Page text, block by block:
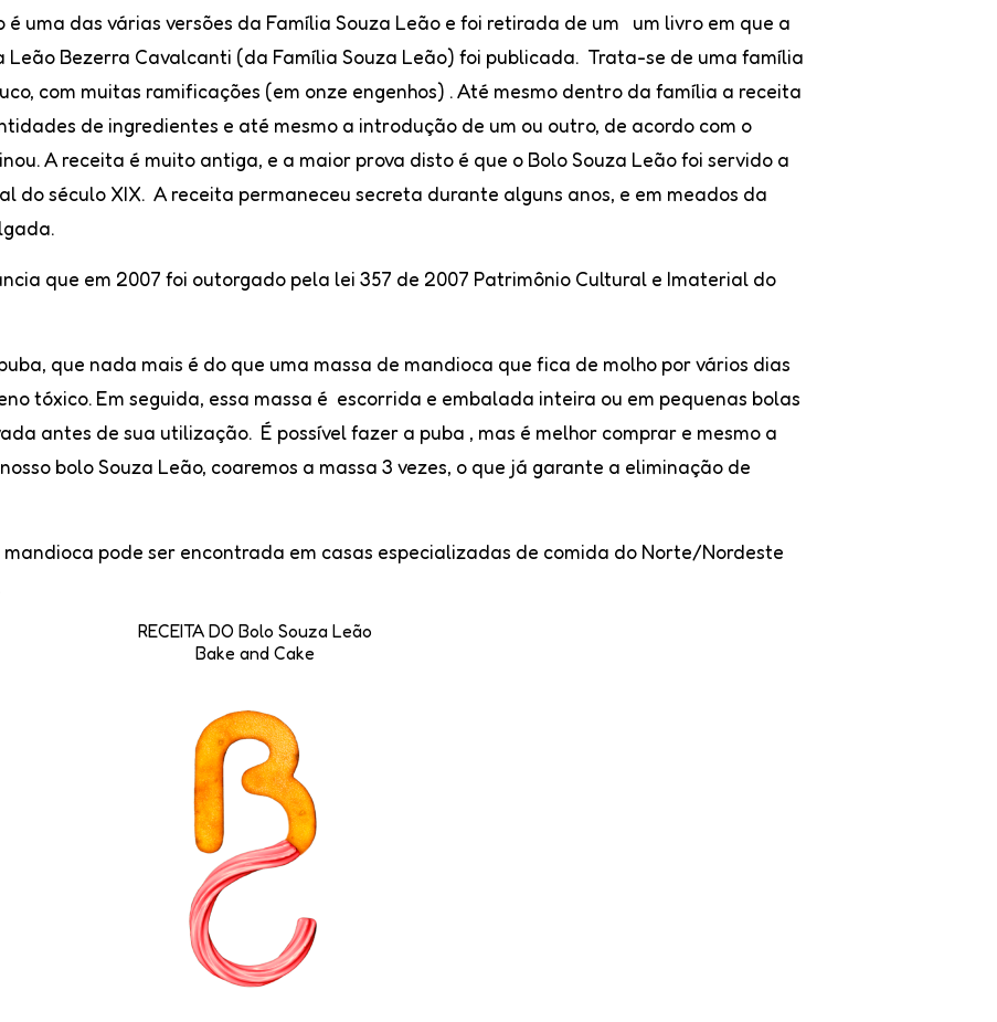
é uma das várias versões da Família Souza Leão e foi retirada de um um livro em que a
Leão Bezerra Cavalcanti (da Família Souza Leão) foi publicada. Trata-se de uma família
com muitas ramificações (em onze engenhos) . Até mesmo dentro da família a receita
de ingredientes e até mesmo a introdução de um ou outro, de acordo com o
A receita é muito antiga, e a maior prova disto é que o Bolo Souza Leão foi servido a
do século XIX. A receita permaneceu secreta durante alguns anos, e em meados da
que em 2007 foi outorgado pela lei 357 de 2007 Patrimônio Cultural e Imaterial do
que nada mais é do que uma massa de mandioca que fica de molho por vários dias
tóxico. Em seguida, essa massa é escorrida e embalada inteira ou em pequenas bolas
antes de sua utilização. É possível fazer a puba , mas é melhor comprar e mesmo a
bolo Souza Leão, coaremos a massa 3 vezes, o que já garante a eliminação de
mandioca pode ser encontrada em casas especializadas de comida do Norte/Nordeste
RECEITA DO Bolo Souza Leão
Bake and Cake